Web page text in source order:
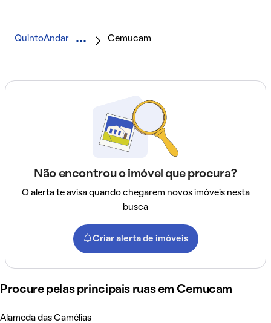
QuintoAndar Cemucam
Não encontrou o imóvel que procura?
O alerta te avisa quando chegarem novos imóveis nesta
busca
Criar alerta de imóveis
Procure pelas principais ruas em Cemucam
Alameda das Camélias